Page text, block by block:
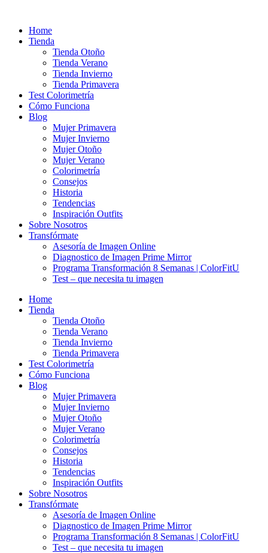
contenidoHome
Tienda
Tienda Otoño
Tienda Verano
Tienda Invierno
Tienda Primavera
Test Colorimetría
Cómo Funciona
Blog
Mujer Primavera
Mujer Invierno
Mujer Otoño
Mujer Verano
Colorimetría
Consejos
Historia
Tendencias
Inspiración Outfits
Sobre Nosotros
Transfórmate
Asesoría de Imagen Online
Diagnostico de Imagen Prime Mirror
Programa Transformación 8 Semanas | ColorFitU
Test – que necesita tu imagen
Home
Tienda
Tienda Otoño
Tienda Verano
Tienda Invierno
Tienda Primavera
Test Colorimetría
Cómo Funciona
Blog
Mujer Primavera
Mujer Invierno
Mujer Otoño
Mujer Verano
Colorimetría
Consejos
Historia
Tendencias
Inspiración Outfits
Sobre Nosotros
Transfórmate
Asesoría de Imagen Online
Diagnostico de Imagen Prime Mirror
Programa Transformación 8 Semanas | ColorFitU
Test – que necesita tu imagen